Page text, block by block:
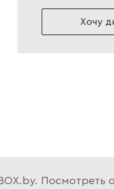
Хочу
Посмотреть